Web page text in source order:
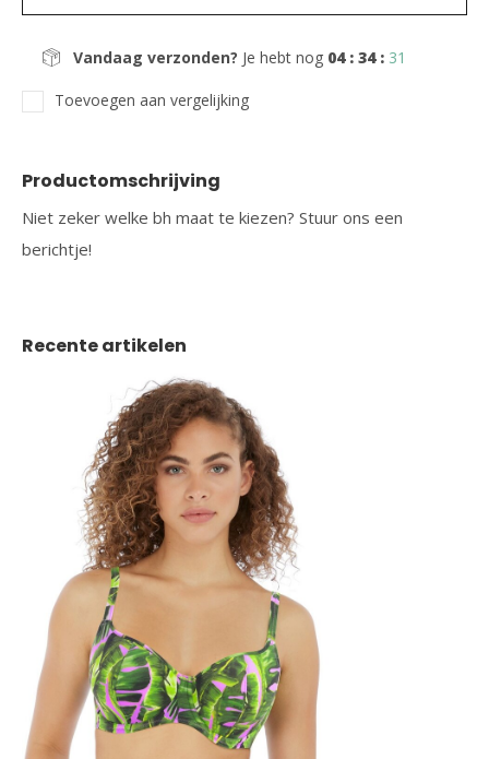
Vandaag verzonden? Je hebt nog 04 : 34 : 31
Toevoegen aan vergelijking
Productomschrijving
Niet zeker welke bh maat te kiezen? Stuur ons een
berichtje!
Recente artikelen